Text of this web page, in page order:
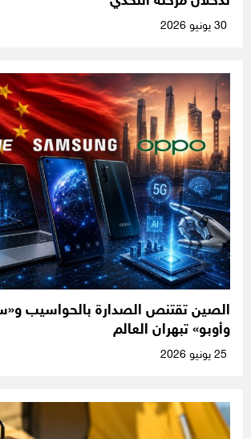
الصين تقتنص الصدارة بالحواسيب
وأوبو» تبهران العالم